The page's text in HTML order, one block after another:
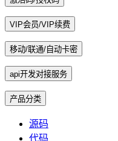
VIP会员/VIP续费
移动/联通/自动卡密
api开发对接服务
产品分类
源码
代码